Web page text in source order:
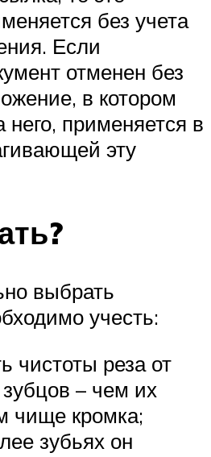
без учета
Если
отменен без
в котором
применяется в
эту
выбрать
учесть:
чистоты реза от
– чем их
чище кромка;
зубьях он